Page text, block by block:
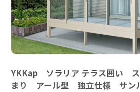
YKKap ソラリア テラス囲い
まり アール型 独立仕様 サン